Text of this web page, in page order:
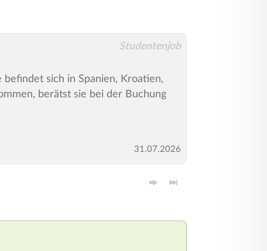
Studentenjob
sich in Spanien, Kroatien,
berätst sie bei der Buchung
31.07.2026